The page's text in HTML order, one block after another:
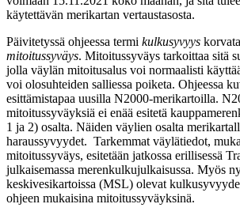
käytettävän merikartan vertaustasosta.
Päivitetyssä ohjeessa termi kulkusyvyys
mitoitussyväys. Mitoitussyväys tarkoittaa sitä
jolla väylän mitoitusalus voi normaalisti
voi olosuhteiden salliessa poiketa. Ohjeessa
esittämistapaa uusilla N2000-merikartoilla.
mitoitussyväyksiä ei enää esitetä
1 ja 2) osalta. Näiden väylien osalta
haraussyvyydet. Tarkemmat väylätiedot,
mitoitussyväys, esitetään jatkossa erillisessä
julkaisemassa merenkulkujulkaisussa. Myös
keskivesikartoissa (MSL) olevat
ohjeen mukaisina mitoitussyväyksinä.